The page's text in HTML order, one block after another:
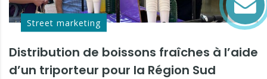
Street marketing
Distribution de boissons fraîches à l’aide
d’un triporteur pour la Région Sud